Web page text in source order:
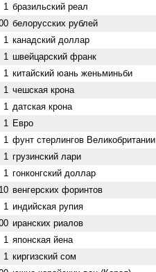
1 бразильский реал
белорусских рублей
1 канадский доллар
1 швейцарский франк
1 китайский юань женьминьби
1 чешская крона
1 датская крона
1 Евро
1 фунт стерлингов Велико­британии
1 грузинский лари
1 гонконгский доллар
10 венгерских форинтов
1 индийская рупия
иранских риалов
1 японская йена
1 киргизский сом